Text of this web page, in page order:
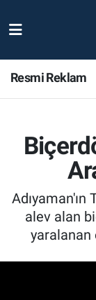
Resmi Reklam
Adıyaman'ın
alev alan
yaralanan
Magazin
Bölge
Gündem
Nöbetçi
Trafik
Süper Lig
Tüm